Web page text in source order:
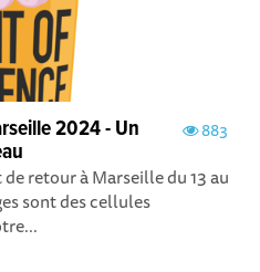
883
2024 - Un
retour à Marseille du 13 au
sont des cellules